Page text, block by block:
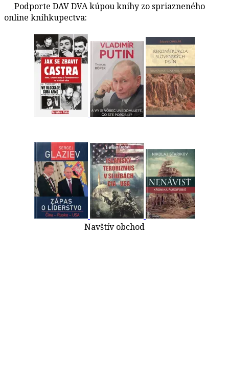
Podporte DAV DVA kúpou knihy zo spriazneného
online kníhkupectva:
Navštív obchod